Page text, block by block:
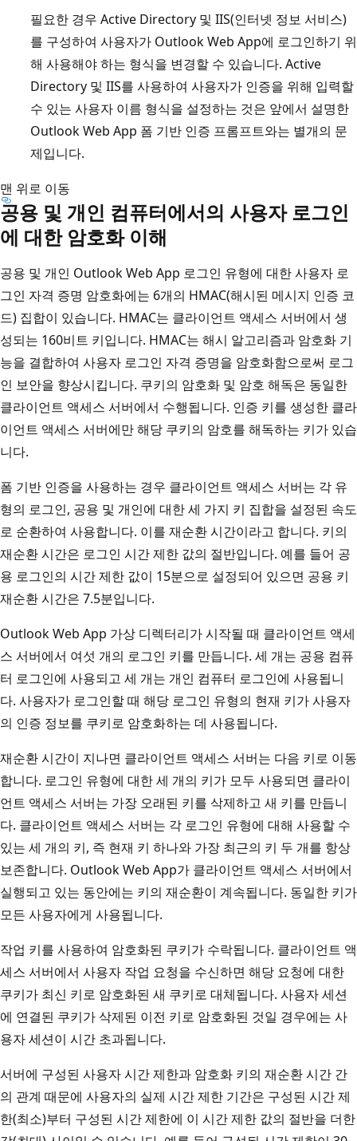
필요한 경우 Active Directory 및 IIS(인터넷 정보 서비스)
를 구성하여 사용자가 Outlook Web App에 로그인하기 위
해 사용해야 하는 형식을 변경할 수 있습니다. Active
Directory 및 IIS를 사용하여 사용자가 인증을 위해 입력할
수 있는 사용자 이름 형식을 설정하는 것은 앞에서 설명한
Outlook Web App 폼 기반 인증 프롬프트와는 별개의 문
제입니다.
맨 위로 이동
공용 및 개인 컴퓨터에서의 사용자 로그인
에 대한 암호화 이해
공용 및 개인 Outlook Web App 로그인 유형에 대한 사용자 로
그인 자격 증명 암호화에는 6개의 HMAC(해시된 메시지 인증 코
드) 집합이 있습니다. HMAC는 클라이언트 액세스 서버에서 생
성되는 160비트 키입니다. HMAC는 해시 알고리즘과 암호화 기
능을 결합하여 사용자 로그인 자격 증명을 암호화함으로써 로그
인 보안을 향상시킵니다. 쿠키의 암호화 및 암호 해독은 동일한
클라이언트 액세스 서버에서 수행됩니다. 인증 키를 생성한 클라
이언트 액세스 서버에만 해당 쿠키의 암호를 해독하는 키가 있습
니다.
폼 기반 인증을 사용하는 경우 클라이언트 액세스 서버는 각 유
형의 로그인, 공용 및 개인에 대한 세 가지 키 집합을 설정된 속도
로 순환하여 사용합니다. 이를 재순환 시간이라고 합니다. 키의
재순환 시간은 로그인 시간 제한 값의 절반입니다. 예를 들어 공
용 로그인의 시간 제한 값이 15분으로 설정되어 있으면 공용 키
재순환 시간은 7.5분입니다.
Outlook Web App 가상 디렉터리가 시작될 때 클라이언트 액세
스 서버에서 여섯 개의 로그인 키를 만듭니다. 세 개는 공용 컴퓨
터 로그인에 사용되고 세 개는 개인 컴퓨터 로그인에 사용됩니
다. 사용자가 로그인할 때 해당 로그인 유형의 현재 키가 사용자
의 인증 정보를 쿠키로 암호화하는 데 사용됩니다.
재순환 시간이 지나면 클라이언트 액세스 서버는 다음 키로 이동
합니다. 로그인 유형에 대한 세 개의 키가 모두 사용되면 클라이
언트 액세스 서버는 가장 오래된 키를 삭제하고 새 키를 만듭니
다. 클라이언트 액세스 서버는 각 로그인 유형에 대해 사용할 수
있는 세 개의 키, 즉 현재 키 하나와 가장 최근의 키 두 개를 항상
보존합니다. Outlook Web App가 클라이언트 액세스 서버에서
실행되고 있는 동안에는 키의 재순환이 계속됩니다. 동일한 키가
모든 사용자에게 사용됩니다.
작업 키를 사용하여 암호화된 쿠키가 수락됩니다. 클라이언트 액
세스 서버에서 사용자 작업 요청을 수신하면 해당 요청에 대한
쿠키가 최신 키로 암호화된 새 쿠키로 대체됩니다. 사용자 세션
에 연결된 쿠키가 삭제된 이전 키로 암호화된 것일 경우에는 사
용자 세션이 시간 초과됩니다.
서버에 구성된 사용자 시간 제한과 암호화 키의 재순환 시간 간
의 관계 때문에 사용자의 실제 시간 제한 기간은 구성된 시간 제
한(최소)부터 구성된 시간 제한에 이 시간 제한 값의 절반을 더한